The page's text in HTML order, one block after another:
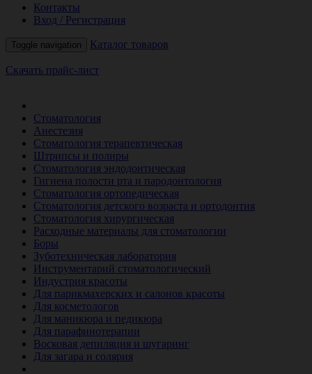
Контакты
Вход / Регистрация
Toggle navigation Каталог товаров
Скачать прайс-лист
Стоматология
Анестезия
Стоматология терапевтическая
Штрипсы и полиры
Стоматология эндодонтическая
Гигиена полости рта и пародонтология
Стоматология ортопедическая
Стоматология детского возраста и ортодонтия
Стоматология хирургическая
Расходные материалы для стоматологии
Боры
Зуботехническая лаборатория
Инструментарий стоматологический
Индустрия красоты
Для парикмахерских и салонов красоты
Для косметологов
Для маникюра и педикюра
Для парафинотерапии
Восковая депиляция и шугаринг
Для загара и солярия